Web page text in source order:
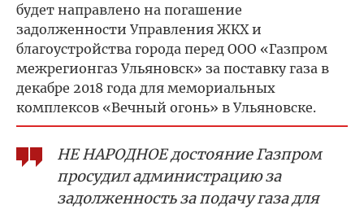
будет направлено на погашение
задолженности Управления ЖКХ и
благоустройства города перед ООО «Газпром
межрегионгаз Ульяновск» за поставку газа в
декабре 2018 года для мемориальных
комплексов «Вечный огонь» в Ульяновске.
НЕ НАРОДНОЕ достояние Газпром
просудил администрацию за
задолженность за подачу газа для